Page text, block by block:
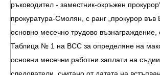
ръководител - заместник-окръжен
прокуратура-Смолян, с ранг „прокурор
основно месечно трудово възнаграждение,
Таблица № 1 на ВСС за определяне на
основни месечни работни заплати на